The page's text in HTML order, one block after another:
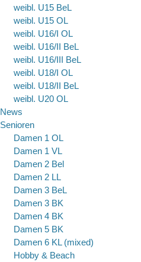
weibl. U15 BeL
weibl. U15 OL
weibl. U16/I OL
weibl. U16/II BeL
weibl. U16/III BeL
weibl. U18/I OL
weibl. U18/II BeL
weibl. U20 OL
News
Senioren
Damen 1 OL
Damen 1 VL
Damen 2 Bel
Damen 2 LL
Damen 3 BeL
Damen 3 BK
Damen 4 BK
Damen 5 BK
Damen 6 KL (mixed)
Hobby & Beach